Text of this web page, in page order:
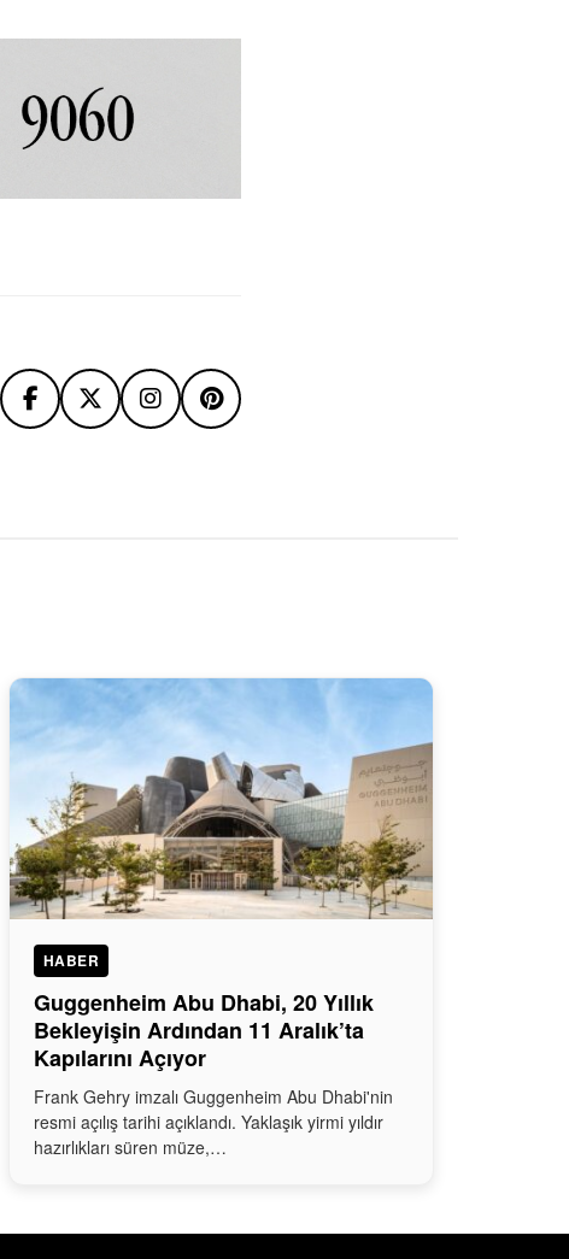
HABER
Guggenheim Abu Dhabi, 20 Yıllık
Bekleyişin Ardından 11 Aralık’ta
Kapılarını Açıyor
Frank Gehry imzalı Guggenheim Abu Dhabi'nin
resmi açılış tarihi açıklandı. Yaklaşık yirmi yıldır
hazırlıkları süren müze,…